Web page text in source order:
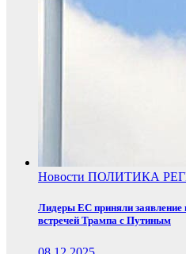
Новости ПОЛИТИКА
Лидеры ЕС приняли
встречей Трампа с Путиным